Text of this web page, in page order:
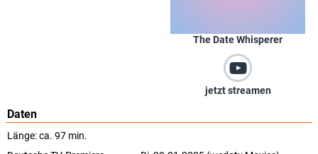
The Date Whisperer
jetzt streamen
Daten
Länge: ca. 97 min.